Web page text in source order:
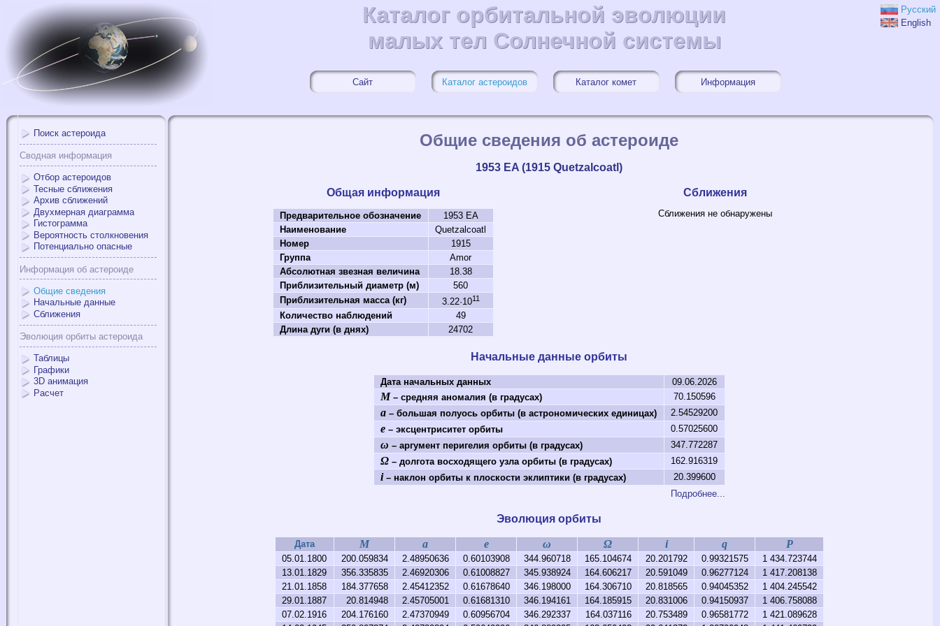
Каталог орбитальной эволюции
малых тел Солнечной системы
Каталог орбитальной эволюции
малых тел Солнечной системы
Русский
English
Сайт Каталог астероидов Каталог комет Информация
Поиск астероида
Сводная информация
Отбор астероидов
Тесные сближения
Архив сближений
Двухмерная диаграмма
Гистограмма
Вероятность столкновения
Потенциально опасные
Информация об астероиде
Общие сведения
Начальные данные
Сближения
Эволюция орбиты астероида
Таблицы
Графики
3D анимация
Расчет
Общие сведения об астероиде
1953 EA (1915 Quetzalcoatl)
Общая информация
Предварительное обозначение
1953 EA
Наименование
Quetzalcoatl
Номер
1915
Группа
Amor
Абсолютная звезная величина
18.38
Приблизительный диаметр (м)
560
Приблизительная масса (кг)
3.22·1011
Количество наблюдений
49
Длина дуги (в днях)
24702
Сближения
Сближения не обнаружены
Начальные данные орбиты
Дата начальных данных 09.06.2026
M – средняя аномалия (в градусах) 70.150596
a– большая полуось орбиты (в астрономических единицах) 2.54529200
e– эксцентриситет орбиты 0.57025600
ω – аргумент перигелия орбиты (в градусах) 347.772287
Ω– долгота восходящего узла орбиты (в градусах) 162.916319
i– наклон орбиты к плоскости эклиптики (в градусах)
20.399600
Подробнее...
Эволюция орбиты
Дата M a e ω Ω i q P
05.01.1800 200.059834 2.48950636 0.60103908 344.960718 165.104674 20.201792 0.99321575
1 434.723744
13.01.1829
356.335835 2.46920306 0.61008827 345.938924 164.606217 20.591049 0.96277124
1 417.208138
21.01.1858
184.377658 2.45412352 0.61678640 346.198000 164.306710 20.818565 0.94045352
1 404.245542
29.01.1887
20.814948 2.45705001 0.61681310 346.194161 164.185915 20.831006 0.94150937
1 406.758088
07.02.1916
204.176160 2.47370949 0.60956704 346.292337 164.037116 20.753489 0.96581772
1 421.089628